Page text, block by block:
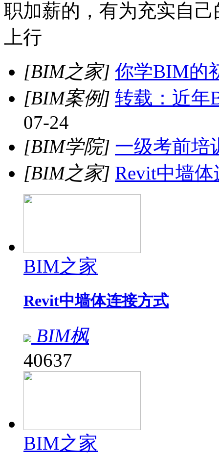
职加薪的，有为充实自
上行
[BIM之家] 你学BIM的
[BIM案例] 转载：近年
07-24
[BIM学院] 一级考前培
[BIM之家] Revit中墙
BIM之家
Revit中墙体连接方式
BIM枫
40637
BIM之家